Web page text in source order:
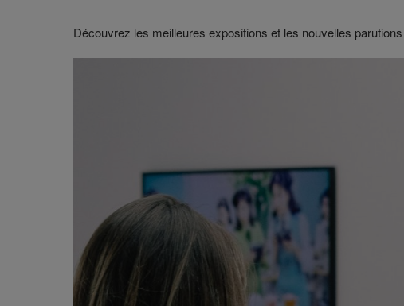
Découvrez les meilleures expositions et les nouvelles